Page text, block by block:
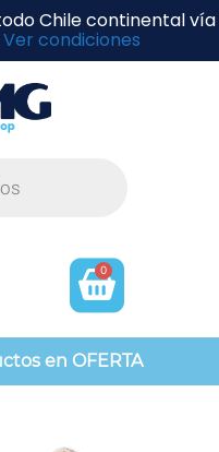
Chile continental vía
Ver condiciones
0
en OFERTA